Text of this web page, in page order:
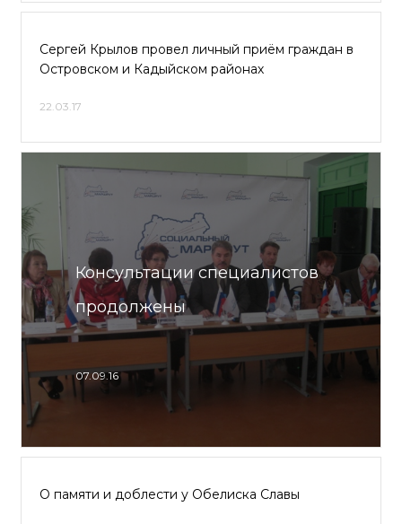
Сергей Крылов провел личный приём граждан в
Островском и Кадыйском районах
22.03.17
Консультации специалистов
продолжены
07.09.16
О памяти и доблести у Обелиска Славы